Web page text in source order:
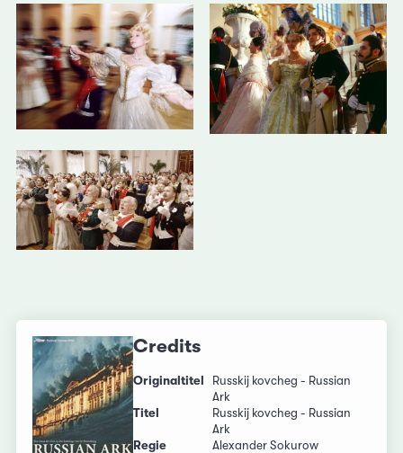
Credits
Originaltitel
Russkij kovcheg - Russian
Ark
Titel
Russkij kovcheg - Russian
Ark
Regie
Alexander Sokurow